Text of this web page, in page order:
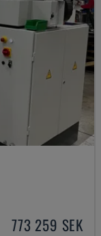
773 259 SEK